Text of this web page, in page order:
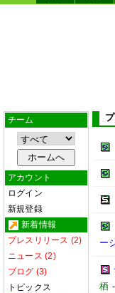
チーム
アカウント
ログイン
新規登録
新着情報
プレスリリース (2)
ニュース (2)
ブログ (3)
トピックス
ー
栖 -